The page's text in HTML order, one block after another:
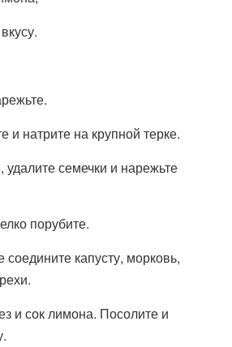
и натрите на крупной терке.
семечки и нарежьте
порубите.
капусту, морковь,
и сок лимона. Посолите и